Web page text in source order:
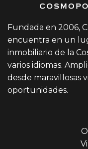
Fundada en 2006,
encuentra en un
inmobiliario de la
varios idiomas.
desde maravillosas
oportunidades.